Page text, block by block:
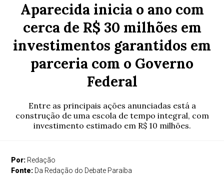
Aparecida inicia o ano com
cerca de R$ 30 milhões em
investimentos garantidos em
parceria com o Governo
Federal
Entre as principais ações anunciadas está a
construção de uma escola de tempo integral, com
investimento estimado em R$ 10 milhões.
Por: Redação
Fonte: Da Redação do Debate Paraíba